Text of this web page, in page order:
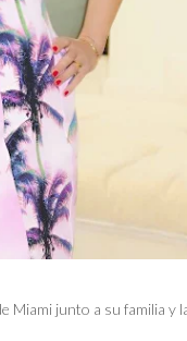
Miami junto a su familia y